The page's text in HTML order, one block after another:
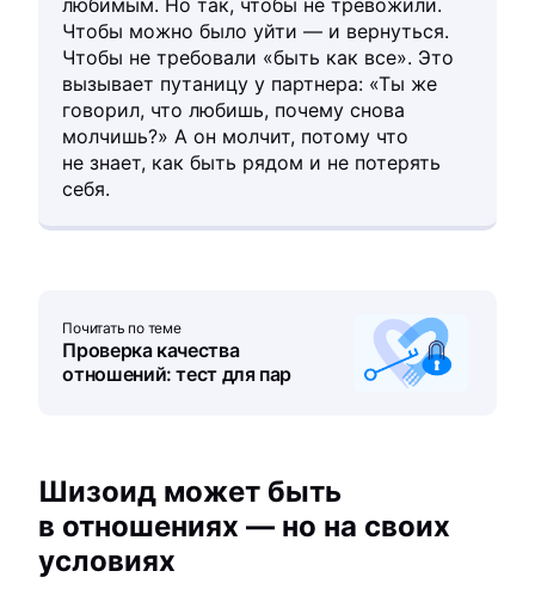
Чтобы можно было уйти — и вернуться.
Чтобы не требовали «быть как все». Это
вызывает путаницу у партнера: «Ты же
говорил, что любишь, почему снова
молчишь?» А он молчит, потому что
не знает, как быть рядом и не потерять
себя.
Почитать по теме
Проверка качества
отношений: тест для пар
Шизоид может быть
в отношениях — но на своих
условиях